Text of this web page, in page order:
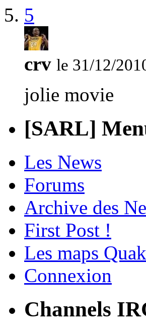
5
crv le 31/12/
jolie movie
[SARL]
Les News
Forums
Archive des
First Post !
Les maps
Connexion
Channels